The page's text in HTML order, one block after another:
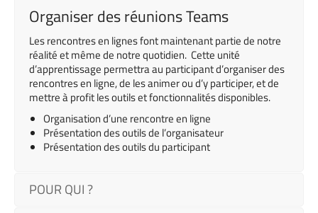
Organiser des réunions Teams
Les rencontres en lignes font maintenant partie de notre
réalité et même de notre quotidien. Cette unité
d’apprentissage permettra au participant d’organiser des
rencontres en ligne, de les animer ou d’y participer, et de
mettre à profit les outils et fonctionnalités disponibles.
Organisation d’une rencontre en ligne
Présentation des outils de l’organisateur
Présentation des outils du participant
POUR QUI ?